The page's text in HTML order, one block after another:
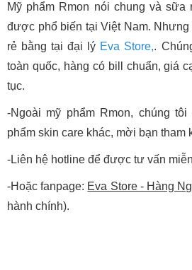
Mỹ phẩm Rmon nói chung và sữa
được phổ biến tại Việt Nam.
rẻ bằng tại đại lý Eva Store,.
toàn quốc, hàng có bill chuẩn, giá
tục.
-Ngoài mỹ phẩm Rmon, chúng
phẩm skin care khác, mời bạn tham
-Liên hệ hotline để được tư vấn
-Hoặc fanpage: Eva Store - Hàng
hành chính).